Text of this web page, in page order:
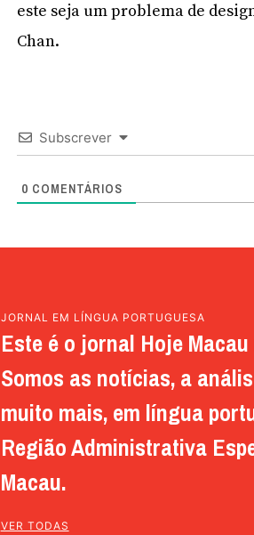
este seja um problema de
Chan.
Subscrever
0 COMENTÁRIOS
JORNAL EM LÍNGUA PORTUGUESA
Este é o jornal Hoje
Somos as notícias, a
muito mais, em língua
Região Administrativa
Macau.
VER TODAS